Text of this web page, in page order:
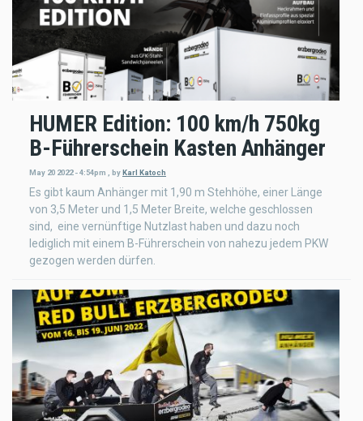
HUMER Edition: 100 km/h 750kg
B-Führerschein Kasten Anhänger
May 20 2022 - 4:54pm byKarl Katoch
Es gibt kaum Anhänger mit 1,90 m Stehhöhe, einer Länge
von 3,5 Meter und 1,5 Meter Breite, welche geschlossen
sind, eine vernünftige Nutzlast haben und dazu noch
lediglich mit einem B-Führerschein von nahezu jedem PKW
gezogen werden dürfen.